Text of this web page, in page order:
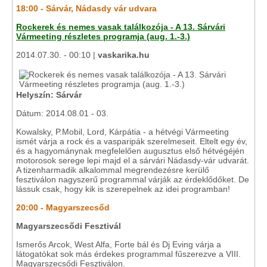
18:00 - Sárvár, Nádasdy vár udvara
Rockerek és nemes vasak találkozója - A 13. Sárvári
Vármeeting részletes programja (aug. 1.-3.)
2014.07.30. - 00:10 | vaskarika.hu
Helyszín: Sárvár
Dátum: 2014.08.01 - 03.
Kowalsky, P.Mobil, Lord, Kárpátia - a hétvégi Vármeeting
ismét várja a rock és a vasparipák szerelmeseit. Eltelt egy év,
és a hagyománynak megfelelően augusztus első hétvégéjén
motorosok serege lepi majd el a sárvári Nádasdy-vár udvarát.
A tizenharmadik alkalommal megrendezésre kerülő
fesztiválon nagyszerű programmal várják az érdeklődőket. De
lássuk csak, hogy kik is szerepelnek az idei programban!
20:00 - Magyarszecsőd
Magyarszecsődi Fesztivál
Ismerős Arcok, West Alfa, Forte bál és Dj Eving várja a
látogatókat sok más érdekes programmal fűszerezve a VIII.
Magyarszecsődi Fesztiválon.